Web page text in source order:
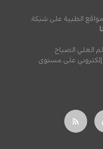
الطبية على شبكة
العلي الصباح
على مستوى